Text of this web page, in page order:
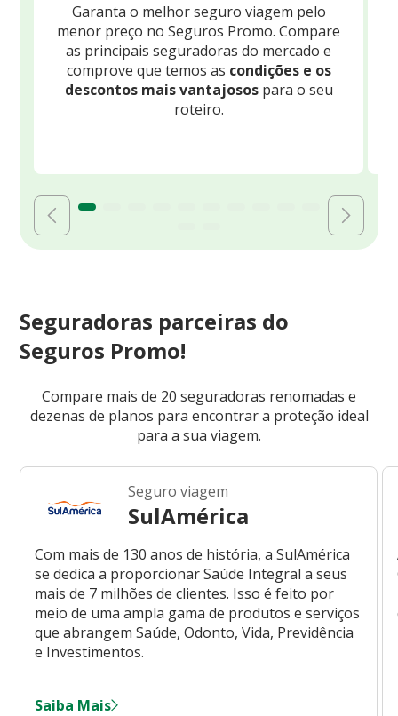
Garanta o melhor seguro viagem pelo
menor preço no Seguros Promo. Compare
as principais seguradoras do mercado e
comprove que temos as condições e os
descontos mais vantajosospara o seu
roteiro.
Seguradoras parceiras do
Seguros Promo!
Compare mais de 20 seguradoras renomadas e
dezenas de planos para encontrar a proteção ideal
para a sua viagem.
Seguro viagem
SulAmérica
Com mais de 130 anos de história, a SulAmérica
se dedica a proporcionar Saúde Integral a seus
mais de 7 milhões de clientes. Isso é feito por
meio de uma ampla gama de produtos e serviços
que abrangem Saúde, Odonto, Vida, Previdência
e Investimentos.
Saiba Mais